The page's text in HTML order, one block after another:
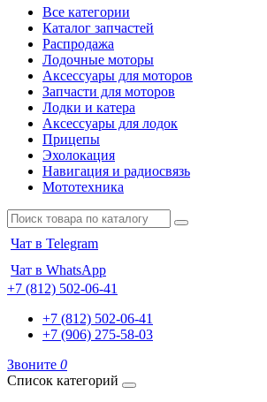
Все категории
Каталог запчастей
Распродажа
Лодочные моторы
Аксессуары для моторов
Запчасти для моторов
Лодки и катера
Аксессуары для лодок
Прицепы
Эхолокация
Навигация и радиосвязь
Мототехника
Чат в Telegram
Чат в WhatsApp
+7 (812) 502-06-41
+7 (812) 502-06-41
+7 (906) 275-58-03
Звоните 0
Список категорий